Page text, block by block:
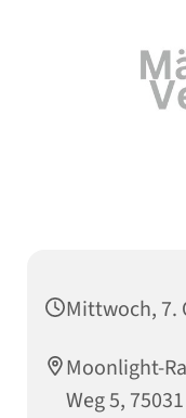
Mittwoch, 7.
Moonlight-
Weg 5,